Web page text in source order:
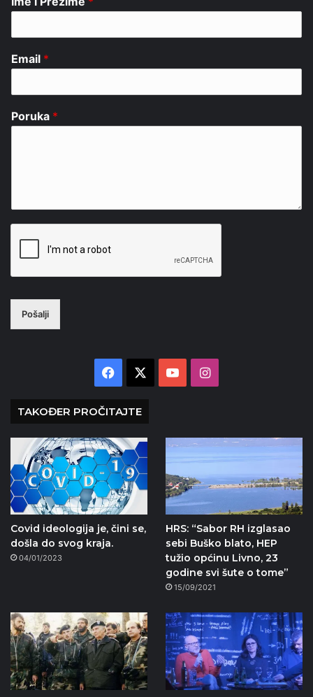
Email *
Poruka *
Pošalji
Facebook YouTubeInstagram
TAKOĐER PROČITAJTE
Covid ideologija je, čini se,
došla do svog kraja.
04/01/2023
HRS: “Sabor RH izglasao
sebi Buško blato, HEP
tužio općinu Livno, 23
godine svi šute o tome”
15/09/2021